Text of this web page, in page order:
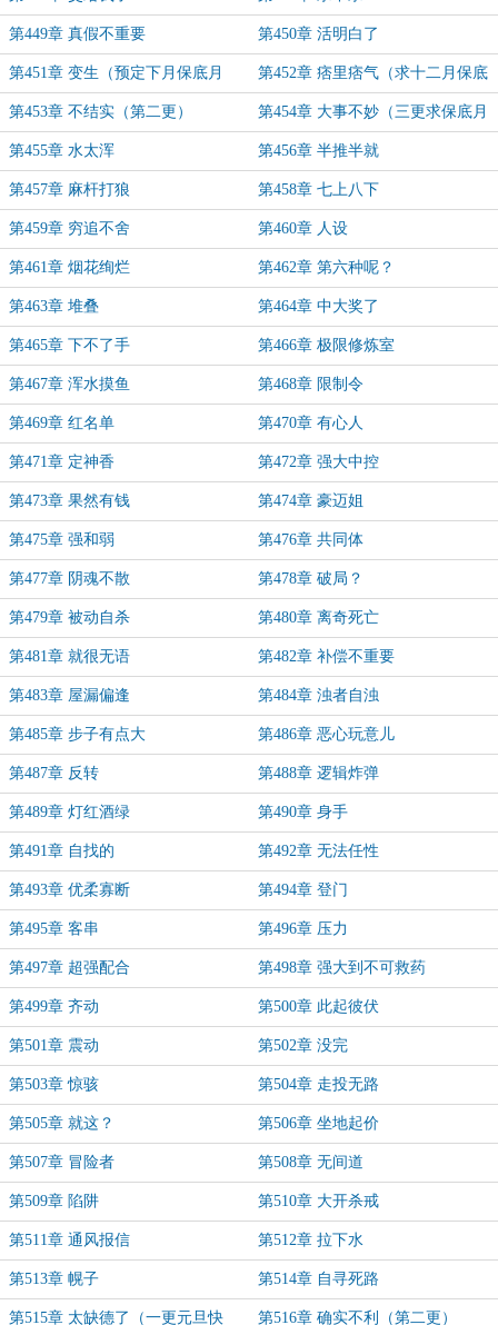
第449章 真假不重要 第450章 活明白了
第451章 变生（预定下月保底月
票）
第452章 痞里痞气（求十二月保底
月票）
第453章 不结实（第二更） 第454章 大事不妙（三更求保底月
票）
第455章 水太浑 第456章 半推半就
第457章 麻杆打狼 第458章 七上八下
第459章 穷追不舍 第460章 人设
第461章 烟花绚烂 第462章 第六种呢？
第463章 堆叠 第464章 中大奖了
第465章 下不了手 第466章 极限修炼室
第467章 浑水摸鱼 第468章 限制令
第469章 红名单 第470章 有心人
第471章 定神香 第472章 强大中控
第473章 果然有钱 第474章 豪迈姐
第475章 强和弱 第476章 共同体
第477章 阴魂不散 第478章 破局？
第479章 被动自杀 第480章 离奇死亡
第481章 就很无语 第482章 补偿不重要
第483章 屋漏偏逢 第484章 浊者自浊
第485章 步子有点大 第486章 恶心玩意儿
第487章 反转 第488章 逻辑炸弹
第489章 灯红酒绿 第490章 身手
第491章 自找的 第492章 无法任性
第493章 优柔寡断 第494章 登门
第495章 客串 第496章 压力
第497章 超强配合 第498章 强大到不可救药
第499章 齐动 第500章 此起彼伏
第501章 震动 第502章 没完
第503章 惊骇 第504章 走投无路
第505章 就这？ 第506章 坐地起价
第507章 冒险者 第508章 无间道
第509章 陷阱 第510章 大开杀戒
第511章 通风报信 第512章 拉下水
第513章 幌子 第514章 自寻死路
第515章 太缺德了（一更元旦快 第516章 确实不利（第二更）